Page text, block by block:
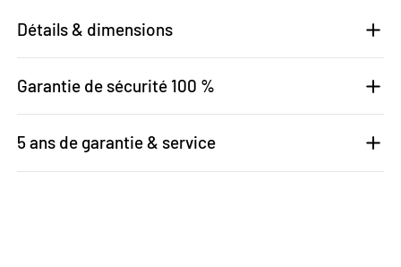
Détails & dimensions
Garantie de sécurité 100 %
5 ans de garantie & service